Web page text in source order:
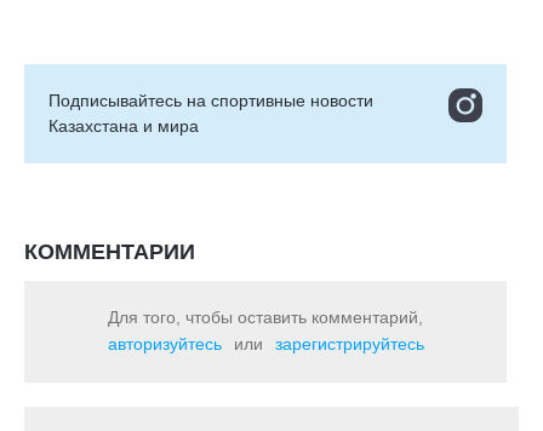
Подписывайтесь на cпортивные новости
Казахстана и мира
КОММЕНТАРИИ
Для того, чтобы оставить комментарий,
авторизуйтесь
или зарегистрируйтесь